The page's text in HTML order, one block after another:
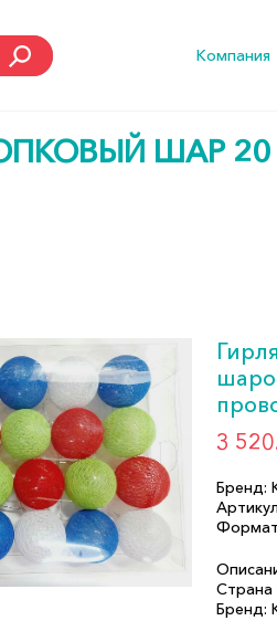
Компания
ШАР 20
3
Бренд:
Страна
Бренд: